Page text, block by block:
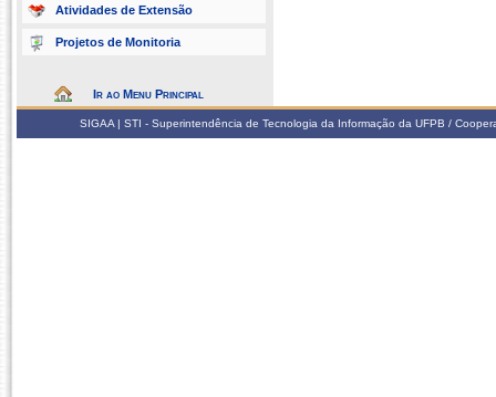
Atividades de Extensão
Projetos de Monitoria
Ir ao Menu Principal
SIGAA | STI - Superintendência de Tecnologia da Informação da UFPB /